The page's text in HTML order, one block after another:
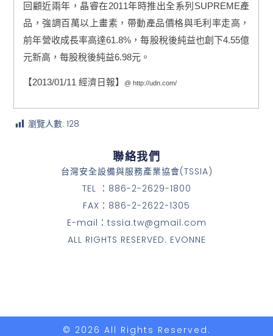
回顧近兩年，晶睿在2011年時推出全系列SUPREME產
品，強調百萬以上畫素，帶動產品價格與毛利率走高，
前年營收成長率高達61.8%，每股稅後純益也創下4.55億
元新高，每股稅後純益6.98元。
【2013/01/11 經濟日報】 @http://udn.com/
瀏覽人數: 128
聯絡我們
台灣安全設備與服務產業協會(TSSIA)
TEL ：886-2-2629-1800
FAX：886-2-2622-1305
E-mail：tssia.tw@gmail.com
ALL RIGHTS RESERVED. EVONNE
© 2026 All Rights Reserved.